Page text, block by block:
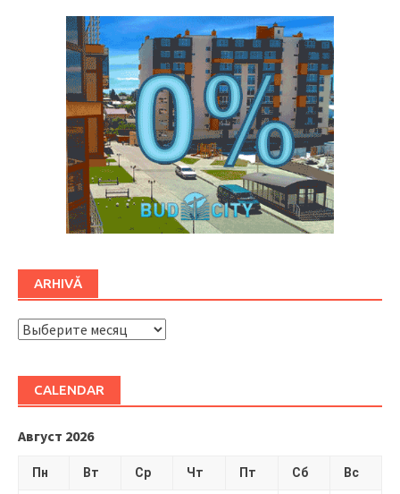
ARHIVĂ
ARHIVĂ
CALENDAR
Август 2026
Пн Вт Ср Чт Пт Сб Вс